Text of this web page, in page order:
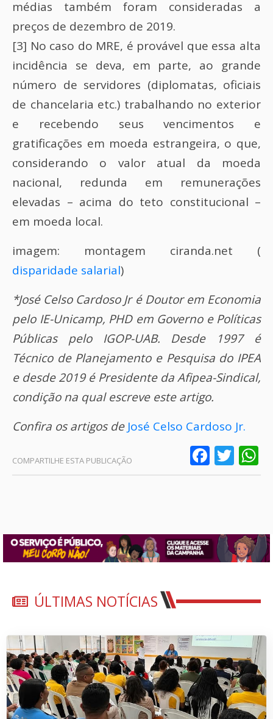
médias também foram consideradas a
preços de dezembro de 2019.
[3] No caso do MRE, é provável que essa alta
incidência se deva, em parte, ao grande
número de servidores (diplomatas, oficiais
de chancelaria etc.) trabalhando no exterior
e recebendo seus vencimentos e
gratificações em moeda estrangeira, o que,
considerando o valor atual da moeda
nacional, redunda em remunerações
elevadas – acima do teto constitucional –
em moeda local.
imagem: montagem ciranda.net (
disparidade salarial)
*José Celso Cardoso Jr é Doutor em Economia
pelo IE-Unicamp, PHD em Governo e Políticas
Públicas pelo IGOP-UAB. Desde 1997 é
Técnico de Planejamento e Pesquisa do IPEA
e desde 2019 é Presidente da Afipea-Sindical,
condição na qual escreve este artigo.
Confira os artigos de José Celso Cardoso Jr.
ÚLTIMAS NOTÍCIAS